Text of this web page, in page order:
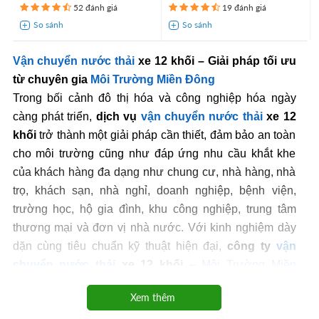
52 đánh giá 19 đánh giá
Vận chuyển nước thải xe 12 khối – Giải pháp tối ưu
từ chuyên gia Môi Trường Miền Đông
Trong bối cảnh đô thị hóa và công nghiệp hóa ngày
càng phát triển, dịch vụ vận chuyển nước thảixe 12
khốitrở thành một giải pháp cần thiết, đảm bảo an toàn
cho môi trường cũng như đáp ứng nhu cầu khắt khe
của khách hàng đa dạng như chung cư, nhà hàng, nhà
trọ, khách sạn, nhà nghỉ, doanh nghiệp, bệnh viện,
trường học, hộ gia đình, khu công nghiệp, trung tâm
thương mại và đơn vị nhà nước. Với kinh nghiệm dày
dặn cùng tiêu chuẩn kỹ thuật hiện đại, công ty vận
xe 12 khối
đã và đang tạo nên uy tín qua từng dự án vận
chuyển nước thải sinh hoạt, vận chuyển nước thải công
Xem thêm